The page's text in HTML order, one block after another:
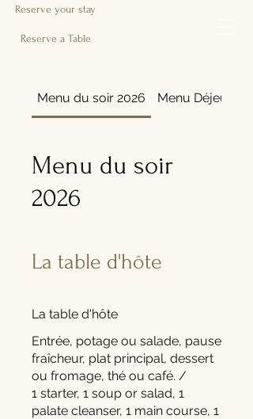
Reserve your stay
Reserve a Table
Menu du soir 2026 Menu Déjeuner
Menu du soir
2026
La table d'hôte
La table d'hôte
Entrée, potage ou salade, pause
fraîcheur, plat principal, dessert
ou fromage, thé ou café. /
1 starter, 1 soup or salad, 1
palate cleanser, 1 main course, 1